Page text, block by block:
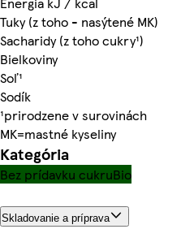
Tuky (z toho - nasýtené MK)
Sacharidy (z toho cukry¹)
Bielkoviny
Soľ¹
Sodík
¹prirodzene v surovinách
MK=mastné kyseliny
Kategória
Bez prídavku cukruBio
Skladovanie a príprava